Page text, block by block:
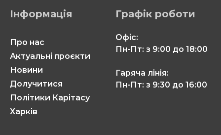
Інформація
Про нас
Актуальні проєкти
Новини
Долучитися
Політики Карітасу
Харків
Графік роботи
Офіс:
Пн-Пт: з 9:00 до 18:00
Гаряча лінія:
Пн-Пт: з 9:30 до 16:00